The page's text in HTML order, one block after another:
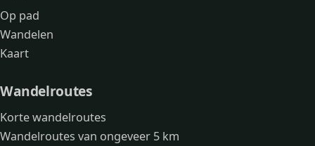
Op pad
Wandelen
Kaart
Wandelroutes
Korte wandelroutes
Wandelroutes van ongeveer 5 km